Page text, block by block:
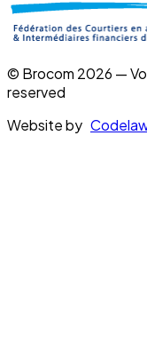
© Brocom 2026 —
reserved
Website by